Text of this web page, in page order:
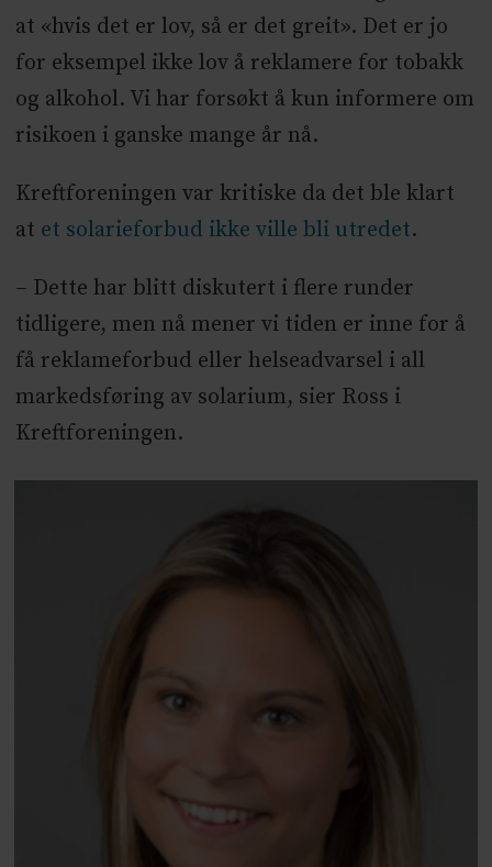
at «hvis det er lov, så er det greit». Det er jo
for eksempel ikke lov å reklamere for tobakk
og alkohol. Vi har forsøkt å kun informere om
risikoen i ganske mange år nå.
Kreftforeningen var kritiske da det ble klart
at et solarieforbud ikke ville bli utredet.
– Dette har blitt diskutert i flere runder
tidligere, men nå mener vi tiden er inne for å
få reklameforbud eller helseadvarsel i all
markedsføring av solarium, sier Ross i
Kreftforeningen.